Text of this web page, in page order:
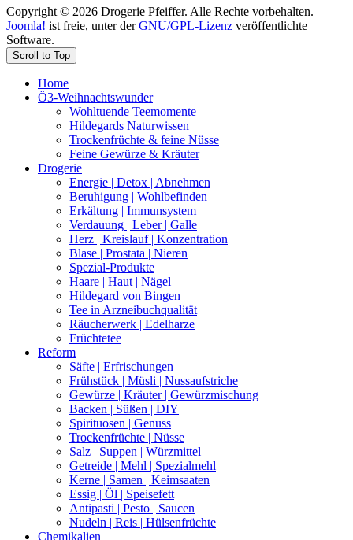
Copyright © 2026 Drogerie Pfeiffer. Alle Rechte vorbehalten.
Joomla! ist freie, unter derGNU/GPL-Lizenz veröffentlichte
Software.
Scroll to Top
Home
Ö3-Weihnachtswunder
Wohltuende Teemomente
Hildegards Naturwissen
Trockenfrüchte & feine Nüsse
Feine Gewürze & Kräuter
Drogerie
Energie | Detox | Abnehmen
Beruhigung | Wohlbefinden
Erkältung | Immunsystem
Verdauung | Leber | Galle
Herz | Kreislauf | Konzentration
Blase | Prostata | Nieren
Spezial-Produkte
Haare | Haut | Nägel
Hildegard von Bingen
Tee in Arzneibuchqualität
Räucherwerk | Edelharze
Früchtetee
Reform
Säfte | Erfrischungen
Frühstück | Müsli | Nussaufstriche
Gewürze | Kräuter | Gewürzmischung
Backen | Süßen | DIY
Spirituosen | Genuss
Trockenfrüchte | Nüsse
Salz | Suppen | Würzmittel
Getreide | Mehl | Spezialmehl
Kerne | Samen | Keimsaaten
Essig | Öl | Speisefett
Antipasti | Pesto | Saucen
Nudeln | Reis | Hülsenfrüchte
Chemikalien